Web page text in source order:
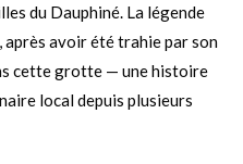
du Dauphiné. La légende
après avoir été trahie par son
cette grotte — une histoire
local depuis plusieurs